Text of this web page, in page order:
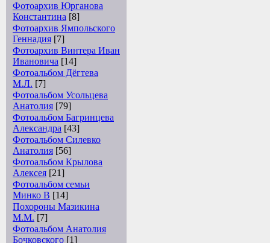
Фотоархив Юрганова
Константина [8]
Фотоархив Ямпольского
Геннадия [7]
Фотоархив Винтера Иван
Ивановича [14]
Фотоальбом Дёгтева
М.Л. [7]
Фотоальбом Усольцева
Анатолия [79]
Фотоальбом Багринцева
Александра [43]
Фотоальбом Силевко
Анатолия [56]
Фотоальбом Крылова
Алексея [21]
Фотоальбом семьи
Минко В [14]
Похороны Мазикина
М.М. [7]
Фотоальбом Анатолия
Бочковского [1]